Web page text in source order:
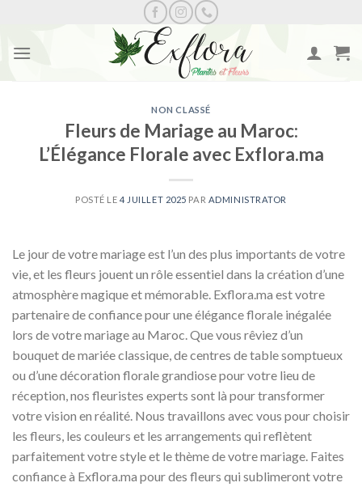
content
NON CLASSÉ
Fleurs de Mariage au Maroc:
L’Élégance Florale avec Exflora.ma
POSTÉ LE4 JUILLET 2025 PAR ADMINISTRATOR
Le jour de votre mariage est l’un des plus importants de votre
vie, et les fleurs jouent un rôle essentiel dans la création d’une
atmosphère magique et mémorable. Exflora.ma est votre
partenaire de confiance pour une élégance florale inégalée
lors de votre mariage au Maroc. Que vous rêviez d’un
bouquet de mariée classique, de centres de table somptueux
ou d’une décoration florale grandiose pour votre lieu de
réception, nos fleuristes experts sont là pour transformer
votre vision en réalité. Nous travaillons avec vous pour choisir
les fleurs, les couleurs et les arrangements qui reflètent
parfaitement votre style et le thème de votre mariage. Faites
confiance à Exflora.ma pour des fleurs qui sublimeront votre